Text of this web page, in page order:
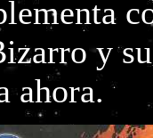
y
ahora.